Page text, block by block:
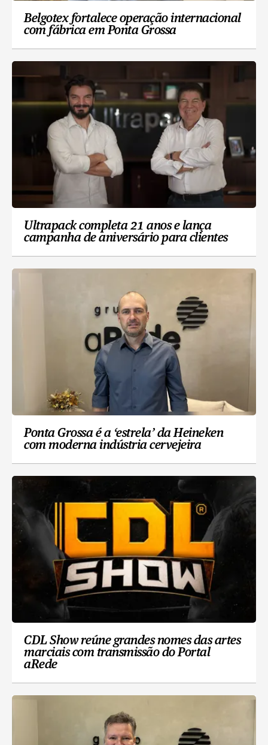
Belgotex fortalece operação internacional
com fábrica em Ponta Grossa
Ultrapack completa 21 anos e lança
campanha de aniversário para clientes
Ponta Grossa é a ‘estrela’ da Heineken
com moderna indústria cervejeira
CDL Show reúne grandes nomes das artes
marciais com transmissão do Portal
aRede